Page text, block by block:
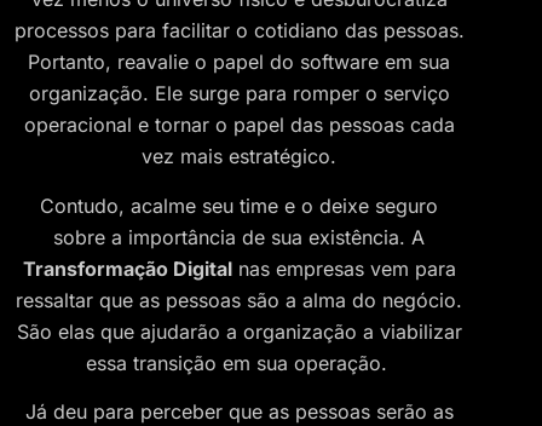
processos para facilitar o cotidiano das pessoas.
Portanto, reavalie o papel do software em sua
organização. Ele surge para romper o serviço
operacional e tornar o papel das pessoas cada
vez mais estratégico.
Contudo, acalme seu time e o deixe seguro
sobre a importância de sua existência. A
Transformação Digitalnas empresas vem para
ressaltar que as pessoas são a alma do negócio.
São elas que ajudarão a organização a viabilizar
essa transição em sua operação.
Já deu para perceber que as pessoas serão as